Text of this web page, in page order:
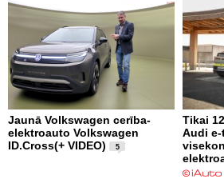
Jaunā Volkswagen cerība-
elektroauto Volkswagen
ID.Cross(+ VIDEO)
5
Tikai
Audi